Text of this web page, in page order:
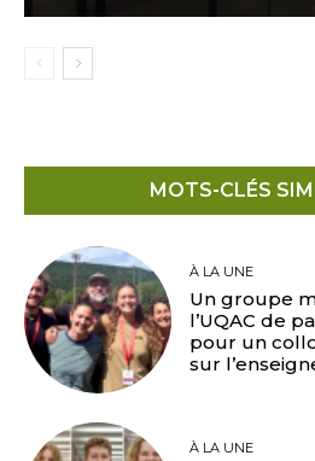
MOTS-CLÉS
À LA UNE
Un groupe
l’UQAC de
pour un
sur
À LA UNE